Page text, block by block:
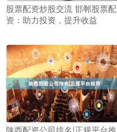
股票配资炒股交流 邯郸股票配
资：助力投资，提升收益